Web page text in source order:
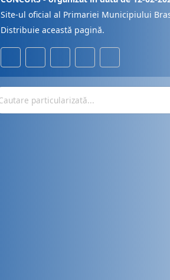
Site-ul oficial al Primariei Municipiului
Distribuie această pagină.